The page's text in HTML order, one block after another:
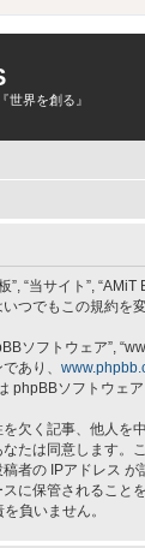
世界を創る』
板”, “当サイト”,
つでもこの規約を
ソフトウェア”,
あり、
phpBBソフトウェ
欠く記事、他人を
たは同意します。
者の IPアドレス
に保管されること
負いません。